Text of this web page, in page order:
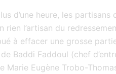
d’une heure, les
rien l’artisan du
à effacer une grosse
Baddi Faddoul (chef
Marie Eugène Trobo-